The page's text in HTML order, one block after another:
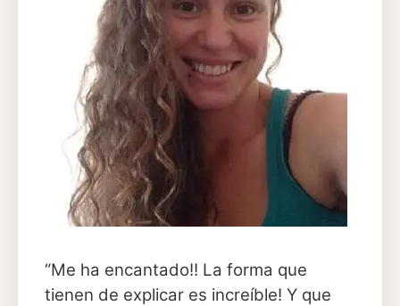
“Me ha encantado!! La forma que
tienen de explicar es increíble! Y que